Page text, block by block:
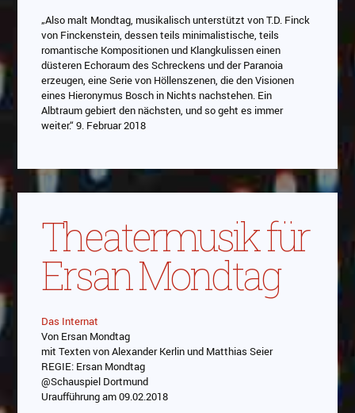
„Also malt Mondtag, musikalisch unterstützt von T.D. Finck
von Finckenstein, dessen teils minimalistische, teils
romantische Kompositionen und Klangkulissen einen
düsteren Echoraum des Schreckens und der Paranoia
erzeugen, eine Serie von Höllenszenen, die den Visionen
eines Hieronymus Bosch in Nichts nachstehen. Ein
Albtraum gebiert den nächsten, und so geht es immer
weiter.“ 9. Februar 2018
Theatermusik für
Ersan Mondtag
Abspielen
Das Video wird von Youtube eingebettet
abespielt. Es gilt dieDatenschutzerklärung von
Das Internat
Von Ersan Mondtag
mit Texten von Alexander Kerlin und Matthias Seier
REGIE: Ersan Mondtag
@Schauspiel Dortmund
Uraufführung am 09.02.2018